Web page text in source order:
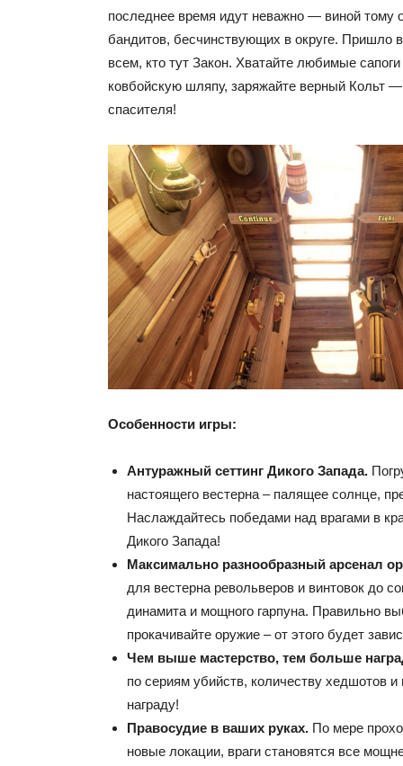
последнее время идут неважно — виной тому
бандитов, бесчинствующих в округе. Пришло
всем, кто тут Закон. Хватайте любимые
ковбойскую шляпу, заряжайте верный Кольт —
спасителя!
Особенности игры:
Антуражный сеттинг Дикого Запада.
настоящего вестерна – палящее солнце,
Наслаждайтесь победами над врагами в
Дикого Запада!
Максимально разнообразный арсенал
для вестерна револьверов и винтовок до
динамита и мощного гарпуна. Правильно
прокачивайте оружие – от этого будет
Чем выше мастерство, тем больше
по сериям убийств, количеству хедшотов
награду!
Правосудие в ваших руках. По мере
новые локации, враги становятся все